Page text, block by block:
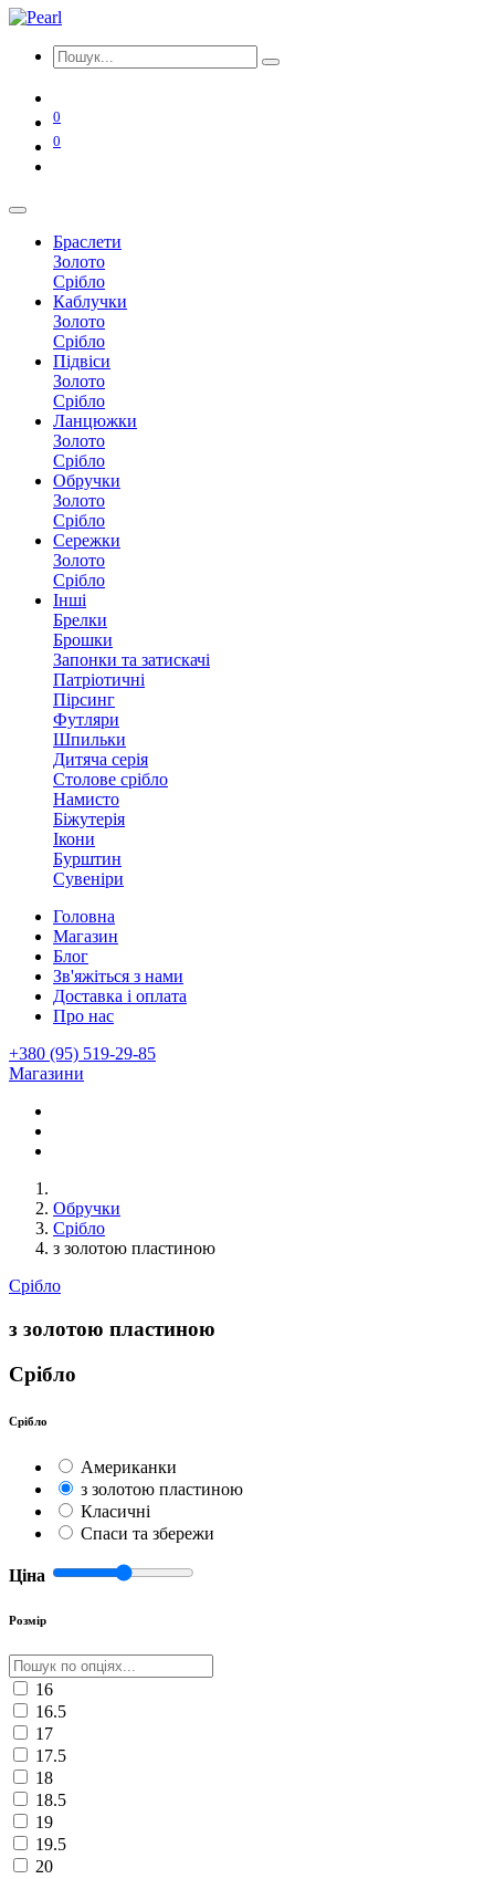
0
0
Браслети
Золото
Срібло
Каблучки
Золото
Срібло
Підвіси
Золото
Срібло
Ланцюжки
Золото
Срібло
Обручки
Золото
Срібло
Сережки
Золото
Срібло
Інші
Брелки
Брошки
Запонки та затискачі
Патріотичні
Пірсинг
Футляри
Шпильки
Дитяча серія
Столове срібло
Намисто
Біжутерія
Ікони
Бурштин
Сувеніри
Головна
Магазин
Блог
Зв'яжіться з нами
Доставка і оплата
Про нас
+380 (95) 519-29-85
Магазини
Обручки
Срібло
з золотою пластиною
Срібло
з золотою пластиною
Срібло
Срібло
Американки
з золотою пластиною
Класичні
Спаси та збережи
Ціна
Розмір
16
16.5
17
17.5
18
18.5
19
19.5
20